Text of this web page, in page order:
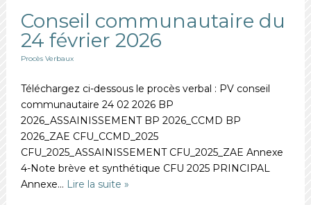
Conseil communautaire du
24 février 2026
Procès Verbaux
Téléchargez ci-dessous le procès verbal : PV conseil
communautaire 24 02 2026 BP
2026_ASSAINISSEMENT BP 2026_CCMD BP
2026_ZAE CFU_CCMD_2025
CFU_2025_ASSAINISSEMENT CFU_2025_ZAE Annexe
4-Note brève et synthétique CFU 2025 PRINCIPAL
Annexe… Lire la suite »